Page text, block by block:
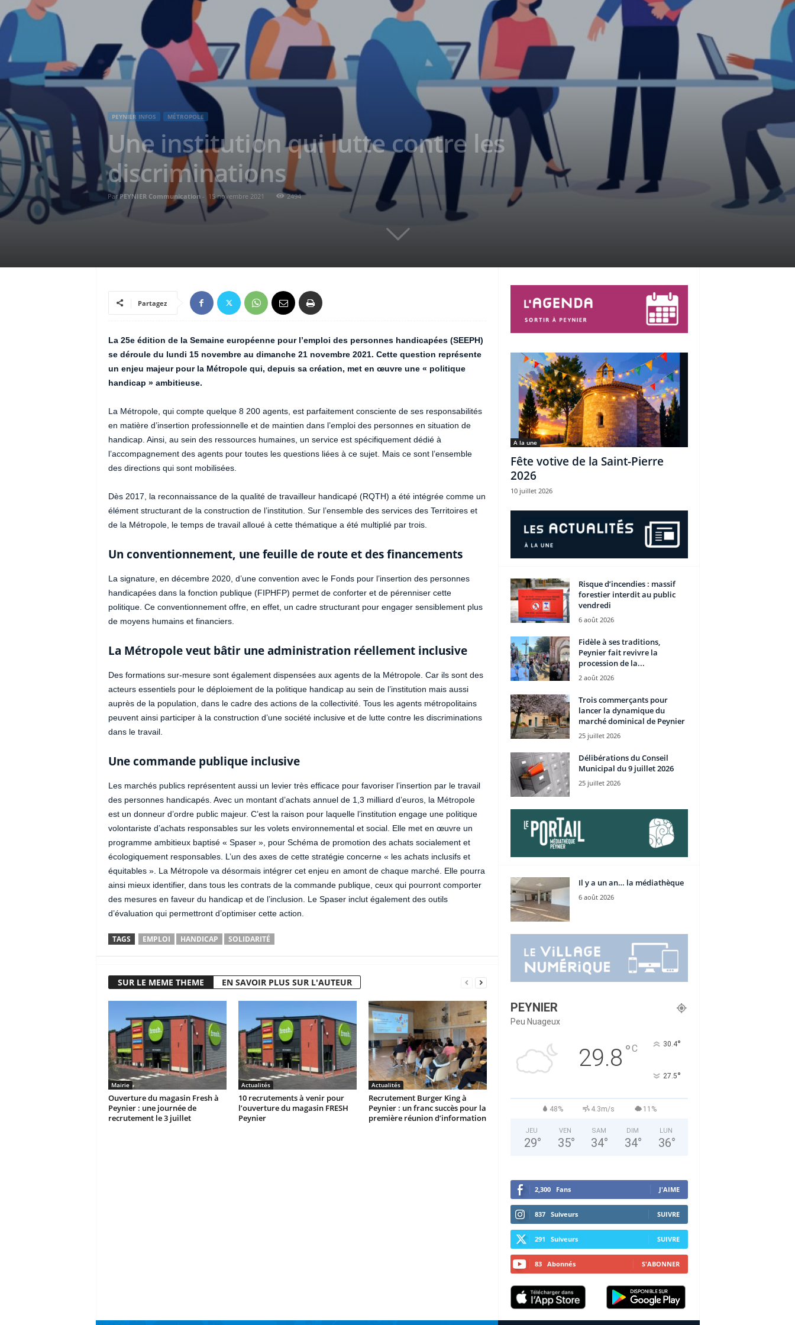
PEYNIER INFOS MÉTROPOLE
Une institution qui lutte contre les
discriminations
Par PEYNIER Communication - 15 novembre 2021 2494
Partagez
La 25e édition de la Semaine européenne pour l’emploi des personnes handicapées (SEEPH)
se déroule du lundi 15 novembre au dimanche 21 novembre 2021. Cette question représente
un enjeu majeur pour la Métropole qui, depuis sa création, met en œuvre une « politique
handicap » ambitieuse.
La Métropole, qui compte quelque 8 200 agents, est parfaitement consciente de ses responsabilités
en matière d’insertion professionnelle et de maintien dans l’emploi des personnes en situation de
handicap. Ainsi, au sein des ressources humaines, un service est spécifiquement dédié à
l’accompagnement des agents pour toutes les questions liées à ce sujet. Mais ce sont l’ensemble
des directions qui sont mobilisées.
Dès 2017, la reconnaissance de la qualité de travailleur handicapé (RQTH) a été intégrée comme un
élément structurant de la construction de l’institution. Sur l’ensemble des services des Territoires et
de la Métropole, le temps de travail alloué à cette thématique a été multiplié par trois.
Un conventionnement, une feuille de route et des financements
La signature, en décembre 2020, d’une convention avec le Fonds pour l’insertion des personnes
handicapées dans la fonction publique (FIPHFP) permet de conforter et de pérenniser cette
politique. Ce conventionnement offre, en effet, un cadre structurant pour engager sensiblement plus
de moyens humains et financiers.
La Métropole veut bâtir une administration réellement inclusive
Des formations sur-mesure sont également dispensées aux agents de la Métropole. Car ils sont des
acteurs essentiels pour le déploiement de la politique handicap au sein de l’institution mais aussi
auprès de la population, dans le cadre des actions de la collectivité. Tous les agents métropolitains
peuvent ainsi participer à la construction d’une société inclusive et de lutte contre les discriminations
dans le travail.
Une commande publique inclusive
Les marchés publics représentent aussi un levier très efficace pour favoriser l’insertion par le travail
des personnes handicapés. Avec un montant d’achats annuel de 1,3 milliard d’euros, la Métropole
est un donneur d’ordre public majeur. C’est la raison pour laquelle l’institution engage une politique
volontariste d’achats responsables sur les volets environnemental et social. Elle met en œuvre un
programme ambitieux baptisé « Spaser », pour Schéma de promotion des achats socialement et
écologiquement responsables. L’un des axes de cette stratégie concerne « les achats inclusifs et
équitables ». La Métropole va désormais intégrer cet enjeu en amont de chaque marché. Elle pourra
ainsi mieux identifier, dans tous les contrats de la commande publique, ceux qui pourront comporter
des mesures en faveur du handicap et de l’inclusion. Le Spaser inclut également des outils
d’évaluation qui permettront d’optimiser cette action.
TAGS EMPLOI HANDICAP SOLIDARITÉ
SUR LE MEME THEME EN SAVOIR PLUS SUR L'AUTEUR
Mairie
Ouverture du magasin Fresh à
Peynier : une journée de
recrutement le 3 juillet
Actualités
10 recrutements à venir pour
l’ouverture du magasin FRESH
Peynier
Actualités
Recrutement Burger King à
Peynier : un franc succès pour la
première réunion d’information
A la une
Fête votive de la Saint-Pierre
2026
10 juillet 2026
Risque d’incendies : massif
forestier interdit au public
vendredi
6 août 2026
Fidèle à ses traditions,
Peynier fait revivre la
procession de la...
2 août 2026
Trois commerçants pour
lancer la dynamique du
marché dominical de Peynier
25 juillet 2026
Délibérations du Conseil
Municipal du 9 juillet 2026
25 juillet 2026
Il y a un an… la médiathèque
6 août 2026
PEYNIER
Peu Nuageux
29.8 °C 30.4°
27.5°
48% 4.3m/s 11%
JEU
29°
VEN
35°
SAM
34°
DIM
34°
LUN
36°
2,300 Fans J'AIME
837 Suiveurs SUIVRE
291 Suiveurs SUIVRE
83 Abonnés S'ABONNER